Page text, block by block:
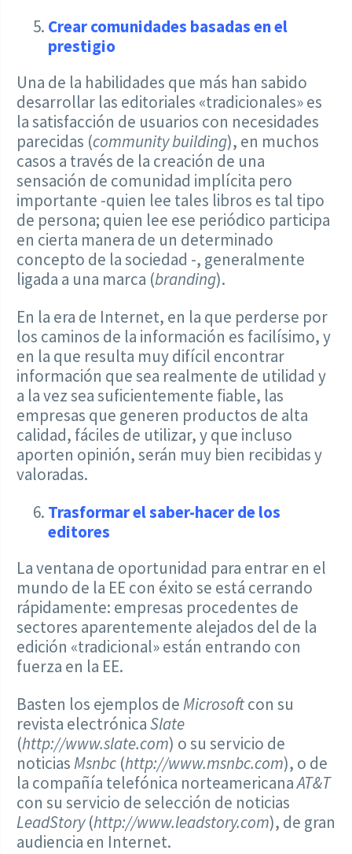
Crear comunidades basadas en el
prestigio
Una de la habilidades que más han sabido
desarrollar las editoriales «tradicionales» es
la satisfacción de usuarios con necesidades
parecidas (community building), en muchos
casos a través de la creación de una
sensación de comunidad implícita pero
importante -quien lee tales libros es tal tipo
de persona; quien lee ese periódico participa
en cierta manera de un determinado
concepto de la sociedad -, generalmente
ligada a una marca (branding).
En la era de Internet, en la que perderse por
los caminos de la información es facilísimo, y
en la que resulta muy difícil encontrar
información que sea realmente de utilidad y
a la vez sea suficientemente fiable, las
empresas que generen productos de alta
calidad, fáciles de utilizar, y que incluso
aporten opinión, serán muy bien recibidas y
valoradas.
Trasformar el saber-hacer de los
editores
La ventana de oportunidad para entrar en el
mundo de la EE con éxito se está cerrando
rápidamente: empresas procedentes de
sectores aparentemente alejados del de la
edición «tradicional» están entrando con
fuerza en la EE.
Basten los ejemplos deMicrosoftcon su
revista electrónicaSlate
(http://www.slate.com) o su servicio de
noticiasMsnbc (http://www.msnbc.com), o de
la compañía telefónica norteamericanaAT&T
con su servicio de selección de noticias
LeadStory(http://www.leadstory.com), de gran
audiencia en Internet.